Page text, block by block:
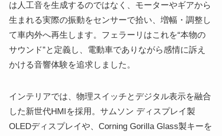
は人工音を生成するのではなく、モーターやギアから
生まれる実際の振動をセンサーで拾い、増幅・調整し
て車内外へ再生します。フェラーリはこれを“本物の
サウンド”と定義し、電動車でありながら感情に訴え
かける音響体験を追求しました。
インテリアでは、物理スイッチとデジタル表示を融合
した新世代HMIを採用。サムソン ディスプレイ製
OLEDディスプレイや、Corning Gorilla Glass製キーを